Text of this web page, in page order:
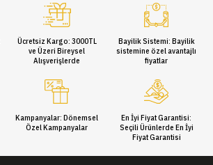
Ücretsiz Kargo: 3000TL
ve Üzeri Bireysel
Alışverişlerde
Bayilik Sistemi: Bayilik
sistemine özel avantajlı
fiyatlar
Kampanyalar: Dönemsel
Özel Kampanyalar
En İyi Fiyat Garantisi:
Seçili Ürünlerde En İyi
Fiyat Garantisi